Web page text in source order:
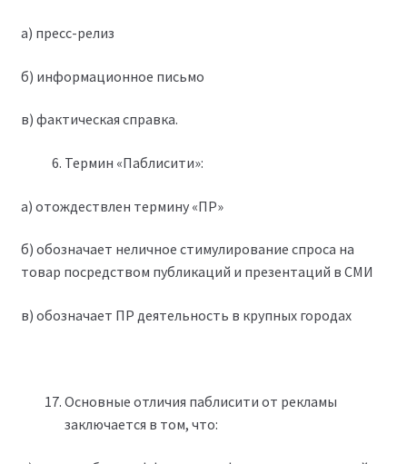
а) пресс-релиз
б) информационное письмо
в) фактическая справка.
Термин «Паблисити»:
а) отождествлен термину «ПР»
б) обозначает неличное стимулирование спроса на
товар посредством публикаций и презентаций в СМИ
в) обозначает ПР деятельность в крупных городах
Основные отличия паблисити от рекламы
заключается в том, что: